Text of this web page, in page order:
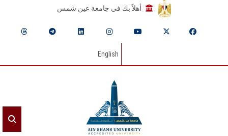
أهلاً بك في جامعة عين شمس
English